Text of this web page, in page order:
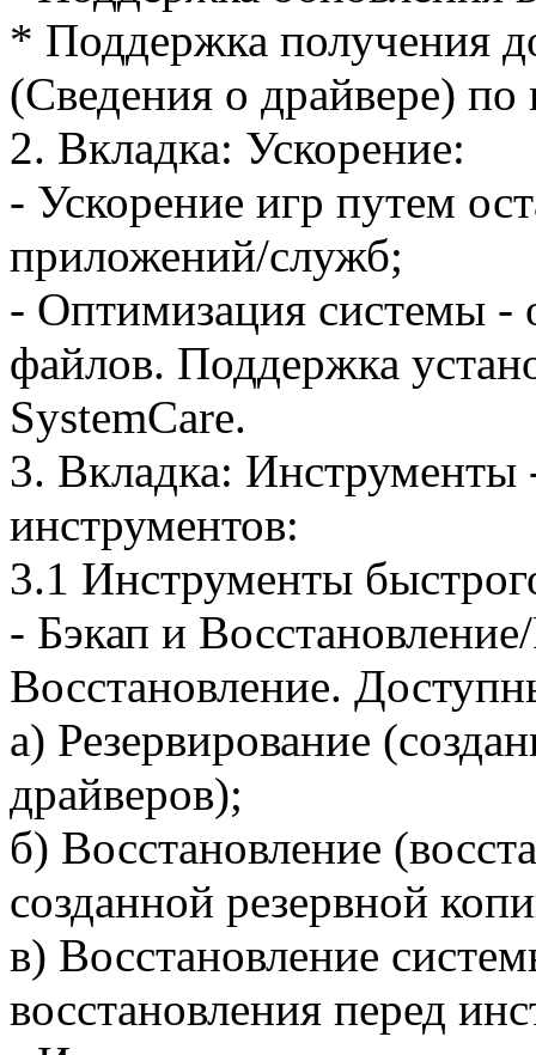
* Поддержка получения
(Сведения о драйвере)
2. Вкладка: Ускорение:
- Ускорение игр путем
приложений/служб;
- Оптимизация системы -
файлов. Поддержка
SystemCare.
3. Вкладка:
инструментов:
3.1 Инструменты
- Бэкап и
Восстановление.
а) Резервирование
драйверов);
б) Восстановление
созданной резервной
в) Восстановление
восстановления перед